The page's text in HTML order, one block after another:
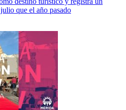
que el año pasado